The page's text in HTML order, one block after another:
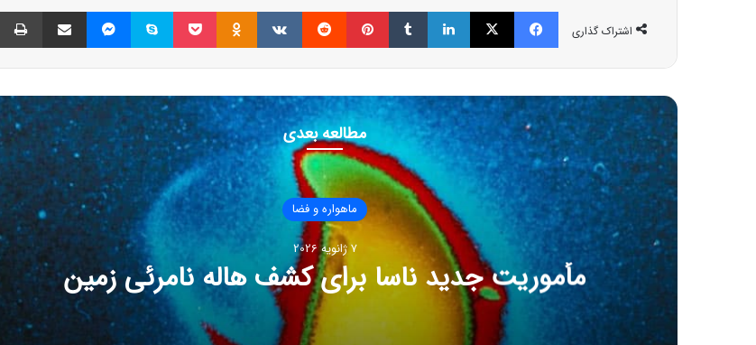
اشتراک گذاری
فیسبوک ایکس لینکداین تامبلر پینتریست Reddit
VKontakte
Odnoklassniki پاکت اسکایپ مسنجر اشتراک گذاری با ایمیل
مطالعه بعدی
ماهواره و فضا
7 ژانویه 2026
مأموریت جدید ناسا برای کشف هاله نامرئی زمین